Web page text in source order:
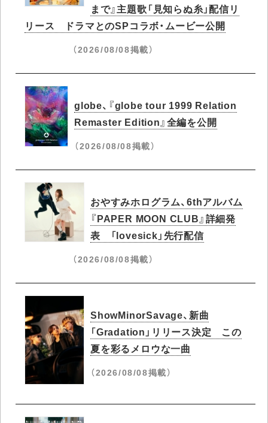
まで』主題歌「見知らぬ糸」配信リ
リース ドラマとのSPコラボ・ムービー公開
（2026/08/08掲載）
globe、『globe tour 1999 Relation
Remaster Edition』全編を公開
（2026/08/08掲載）
おやすみホログラム、6thアルバム
『PAPER MOON CLUB』詳細発
表 「lovesick」先行配信
（2026/08/08掲載）
ShowMinorSavage、新曲
「Gradation」リリース決定 この
夏を彩るメロウな一曲
（2026/08/08掲載）